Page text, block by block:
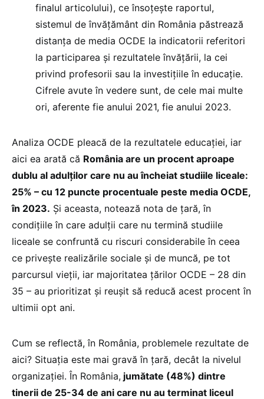
finalul articolului), ce însoțește raportul,
sistemul de învățământ din România păstrează
distanța de media OCDE la indicatorii referitori
la participarea și rezultatele învățării, la cei
privind profesorii sau la investițiile în educație.
Cifrele avute în vedere sunt, de cele mai multe
ori, aferente fie anului 2021, fie anului 2023.
Analiza OCDE pleacă de la rezultatele educației, iar
aici ea arată că România are un procent aproape
dublu al adulților care nu au încheiat studiile liceale:
25% – cu 12 puncte procentuale peste media OCDE,
în 2023. Și aceasta, notează nota de țară, în
condițiile în care adulții care nu termină studiile
liceale se confruntă cu riscuri considerabile în ceea
ce privește realizările sociale și de muncă, pe tot
parcursul vieții, iar majoritatea țărilor OCDE – 28 din
35 – au prioritizat și reușit să reducă acest procent în
ultimii opt ani.
Cum se reflectă, în România, problemele rezultate de
aici? Situația este mai gravă în țară, decât la nivelul
organizației. În România, jumătate (48%) dintre
tinerii de 25-34 de ani care nu au terminat liceul